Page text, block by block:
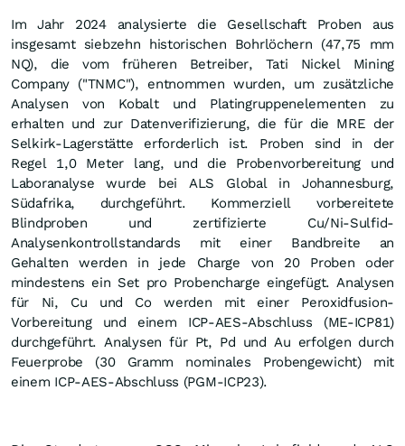
Im Jahr 2024 analysierte die Gesellschaft Proben aus
insgesamt siebzehn historischen Bohrlöchern (47,75 mm
NQ), die vom früheren Betreiber, Tati Nickel Mining
Company ("TNMC"), entnommen wurden, um zusätzliche
Analysen von Kobalt und Platingruppenelementen zu
erhalten und zur Datenverifizierung, die für die MRE der
Selkirk-Lagerstätte erforderlich ist. Proben sind in der
Regel 1,0 Meter lang, und die Probenvorbereitung und
Laboranalyse wurde bei ALS Global in Johannesburg,
Südafrika, durchgeführt. Kommerziell vorbereitete
Blindproben und zertifizierte Cu/Ni-Sulfid-
Analysenkontrollstandards mit einer Bandbreite an
Gehalten werden in jede Charge von 20 Proben oder
mindestens ein Set pro Probencharge eingefügt. Analysen
für Ni, Cu und Co werden mit einer Peroxidfusion-
Vorbereitung und einem ICP-AES-Abschluss (ME-ICP81)
durchgeführt. Analysen für Pt, Pd und Au erfolgen durch
Feuerprobe (30 Gramm nominales Probengewicht) mit
einem ICP-AES-Abschluss (PGM-ICP23).